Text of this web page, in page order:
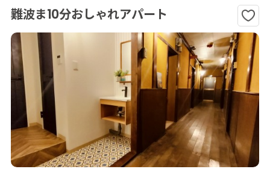
難波ま10分おしゃれアパート